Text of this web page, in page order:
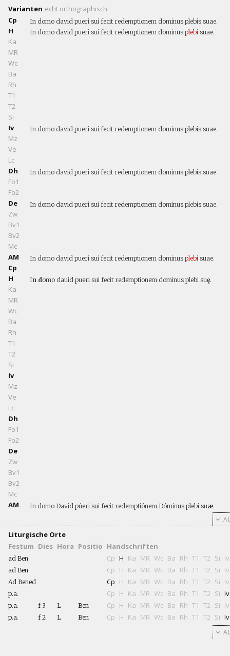
Varianten echt orthographisch
Cp
In domo david pueri sui fecit redemptionem dominus plebis suae.
H In domo david pueri sui fecit redemptionem dominus plebi suae.
Ka
MR
Wc
Ba
Rh
T1
T2
Si
Iv
In domo david pueri sui fecit redemptionem dominus plebis suae.
Mz
Ve
Lc
Dh
In domo david pueri sui fecit redemptionem dominus plebis suae.
Fo1
Fo2
De
In domo david pueri sui fecit redemptionem dominus plebis suae.
Zw
Bv1
Bv2
Mc
AM
In domo david pueri sui fecit redemptionem dominus plebi suae.
Cp
H
In d omo dauid pueri sui fecit redemptionem dominus plebi suę.
Ka
MR
Wc
Ba
Rh
T1
T2
Si
Iv
Mz
Ve
Lc
Dh
Fo1
Fo2
De
Zw
Bv1
Bv2
Mc
AM
In domo David púeri sui fecit redemptiónem Dóminus plebi suæ.
Liturgische Orte
Festum Dies Hora Positio Handschriften
ad Ben Cp H Ka MR Wc Ba Rh T1 T2 Si Iv
ad Ben Cp H Ka MR Wc Ba Rh T1 T2 Si Iv
Ad Bened Cp H Ka MR Wc Ba Rh T1 T2 Si Iv
p.a. Cp H Ka MR Wc Ba Rh T1 T2 Si Iv
p.a. f 3 L Ben Cp H Ka MR Wc Ba Rh T1 T2 Si Iv
p.a. f 2 L Ben Cp H Ka MR Wc Ba Rh T1 T2 Si Iv